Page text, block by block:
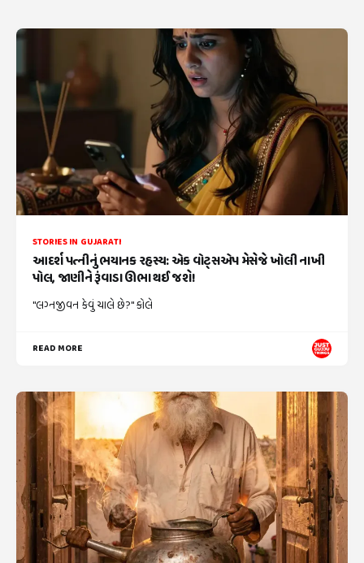
STORIES IN GUJARATI
આદર્શ પત્નીનું ભયાનક રહસ્ય: એક વોટ્સએપ મેસેજે ખોલી નાખી
પોલ, જાણીને રૂંવાડા ઊભા થઈ જશે!
"લગ્નજીવન કેવું ચાલે છે?" કોલે
READ MORE